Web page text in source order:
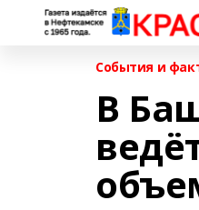
События и
В